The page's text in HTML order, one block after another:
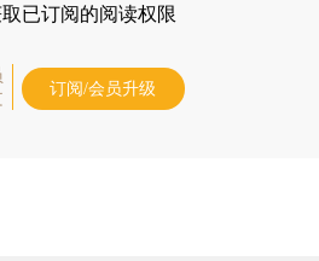
取已订阅的阅读权限
订阅/会员升级